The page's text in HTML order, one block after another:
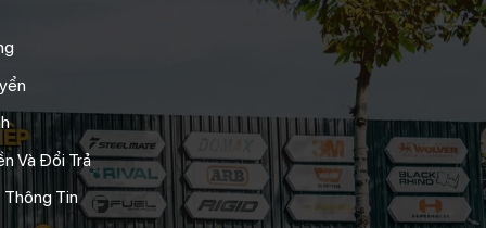
Và Đổi Trả
Thông Tin